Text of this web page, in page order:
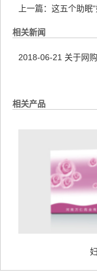
上一篇： 这五个助眠
相关新闻
2018-06-21 关于网
相关产品